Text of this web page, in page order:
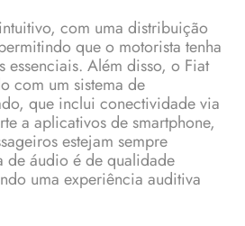
com uma distribuição
que o motorista tenha
essenciais. Além disso, o Fiat
com um sistema de
que inclui conectividade via
a aplicativos de smartphone,
estejam sempre
de áudio é de qualidade
uma experiência auditiva